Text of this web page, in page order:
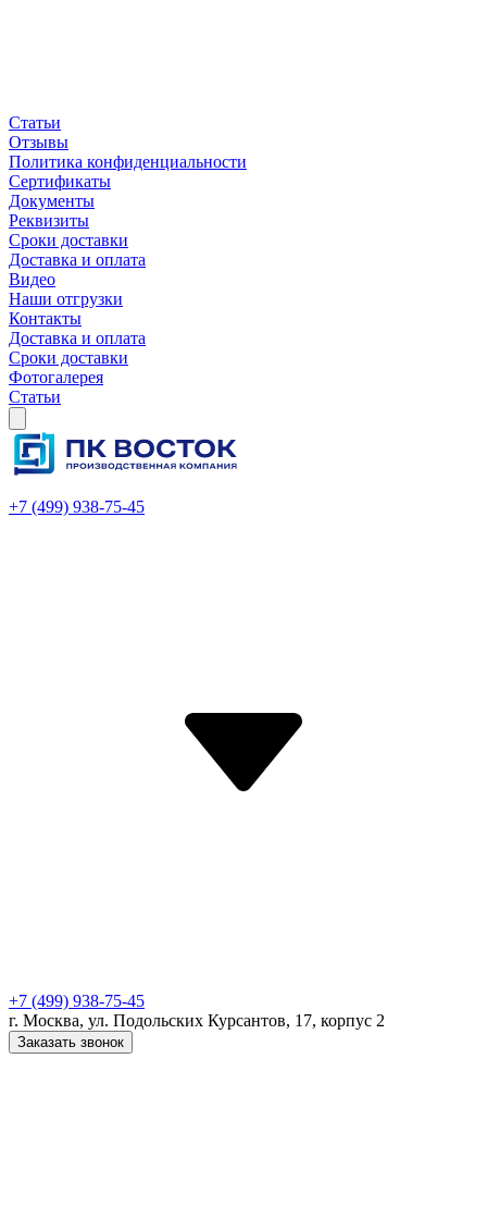
Статьи
Отзывы
Политика конфиденциальности
Сертификаты
Документы
Реквизиты
Сроки доставки
Доставка и оплата
Видео
Наши отгрузки
Контакты
Доставка и оплата
Сроки доставки
Фотогалерея
Статьи
+7 (499) 938-75-45
+7 (499) 938-75-45
г. Москва, ул. Подольских Курсантов, 17, корпус 2
Заказать звонок